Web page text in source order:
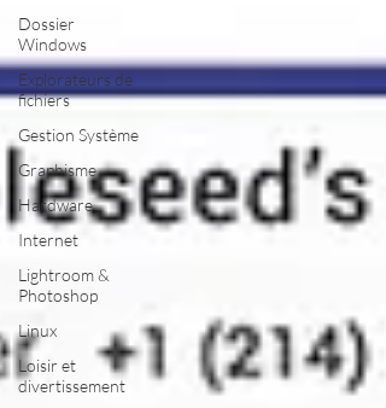
Dossier
Windows
Explorateurs de
fichiers
Gestion Système
Graphisme
Hardware
Internet
Lightroom &
Photoshop
Linux
Loisir et
divertissement